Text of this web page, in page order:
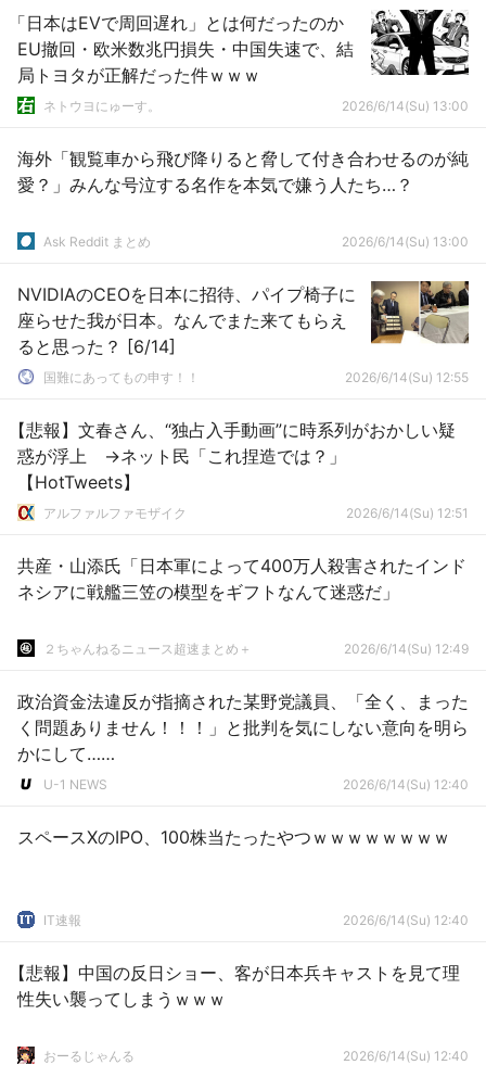
「日本はEVで周回遅れ」とは何だったのか
EU撤回・欧米数兆円損失・中国失速で、結
局トヨタが正解だった件ｗｗｗ
ネトウヨにゅーす。 2026/6/14(Su) 13:00
海外「観覧車から飛び降りると脅して付き合わせるのが純
愛？」みんな号泣する名作を本気で嫌う人たち…？
Ask Reddit まとめ 2026/6/14(Su) 13:00
NVIDIAのCEOを日本に招待、パイプ椅子に
座らせた我が日本。なんでまた来てもらえ
ると思った？ [6/14]
国難にあってもの申す！！ 2026/6/14(Su) 12:55
【悲報】文春さん、“独占入手動画”に時系列がおかしい疑
惑が浮上 →ネット民「これ捏造では？」
【HotTweets】
アルファルファモザイク 2026/6/14(Su) 12:51
共産・山添氏「日本軍によって400万人殺害されたインド
ネシアに戦艦三笠の模型をギフトなんて迷惑だ」
２ちゃんねるニュース超速まとめ＋ 2026/6/14(Su) 12:49
政治資金法違反が指摘された某野党議員、「全く、まった
く問題ありません！！！」と批判を気にしない意向を明ら
かにして……
U-1 NEWS 2026/6/14(Su) 12:40
スペースXのIPO、100株当たったやつｗｗｗｗｗｗｗｗ
IT速報 2026/6/14(Su) 12:40
【悲報】中国の反日ショー、客が日本兵キャストを見て理
性失い襲ってしまうｗｗｗ
おーるじゃんる 2026/6/14(Su) 12:40